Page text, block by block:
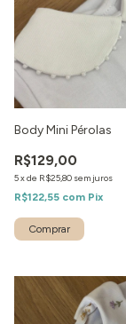
Body Mini Pérolas
R$129,00
5xde R$25,80 sem juros
R$122,55 com Pix